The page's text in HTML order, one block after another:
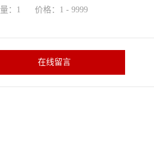
量：1 价格：1 - 9999
在线留言